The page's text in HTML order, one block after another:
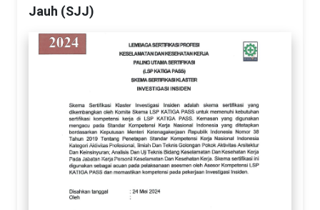
Jauh (SJJ)